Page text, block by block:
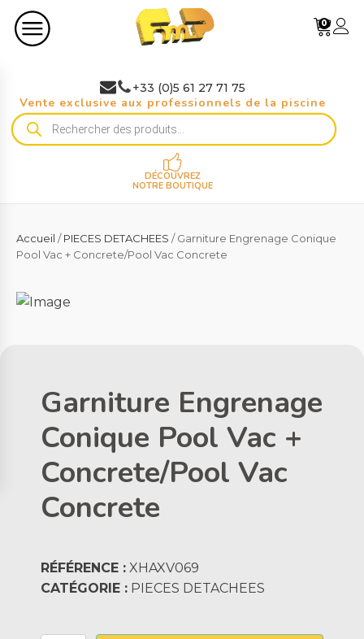
0
+33 (0)5 61 27 71 75
Vente exclusive aux professionnels de la piscine
Recherche
de
DÉCOUVREZ
NOTRE BOUTIQUE
Accueil /PIECES DETACHEES / Garniture Engrenage Conique
Pool Vac + Concrete/Pool Vac Concrete
Garniture Engrenage
Conique Pool Vac +
Concrete/Pool Vac
Concrete
RÉFÉRENCE : XHAXV069
CATÉGORIE : PIECES DETACHEES